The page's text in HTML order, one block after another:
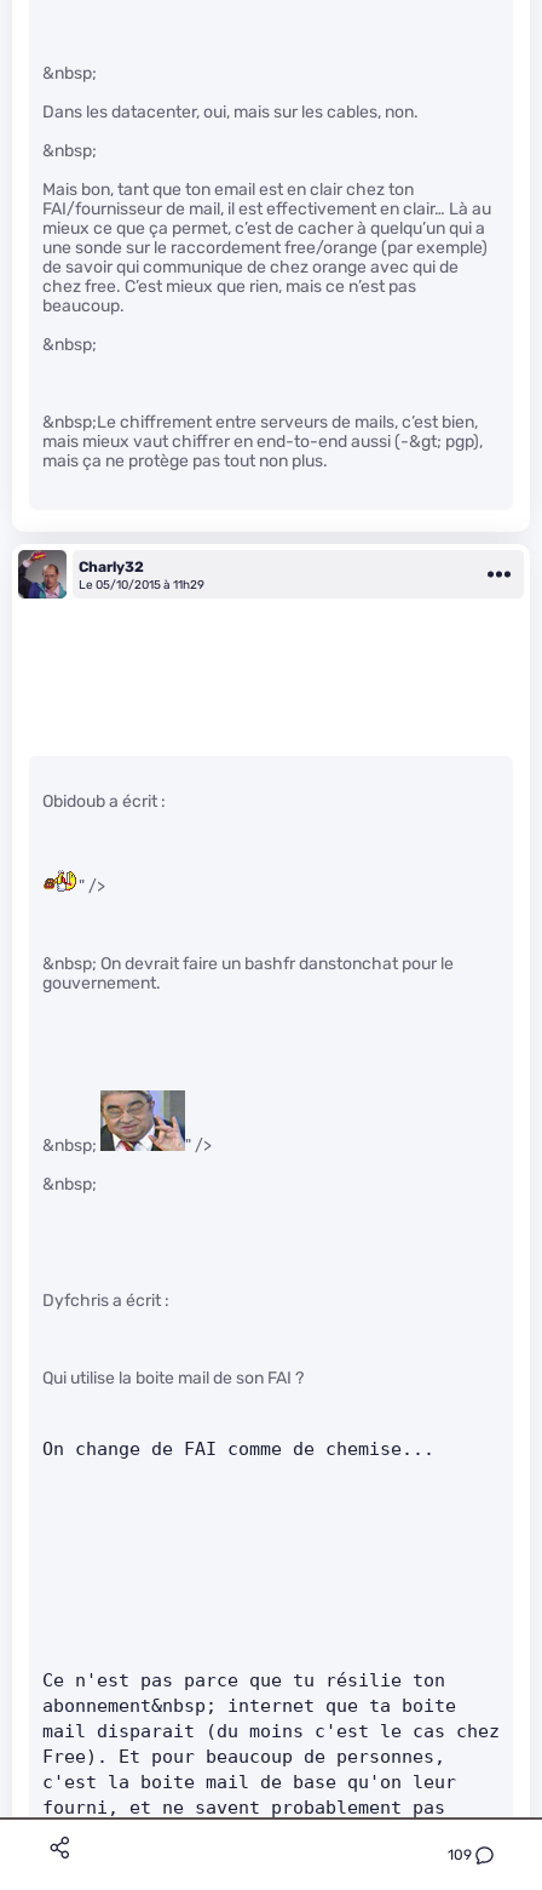
109
&nbsp;
Dans les datacenter, oui, mais sur les cables, non.
&nbsp;
Mais bon, tant que ton email est en clair chez ton
FAI/fournisseur de mail, il est effectivement en clair… Là au
mieux ce que ça permet, c’est de cacher à quelqu’un qui a
une sonde sur le raccordement free/orange (par exemple)
de savoir qui communique de chez orange avec qui de
chez free. C’est mieux que rien, mais ce n’est pas
beaucoup.
&nbsp;
&nbsp;Le chiffrement entre serveurs de mails, c’est bien,
mais mieux vaut chiffrer en end-to-end aussi (-&gt; pgp),
mais ça ne protège pas tout non plus.
Charly32
Le 05/10/2015 à 11h29
Obidoub a écrit :
" />
&nbsp; On devrait faire un bashfr danstonchat pour le
gouvernement.
&nbsp;
" />
&nbsp;
Dyfchris a écrit :
Qui utilise la boite mail de son FAI ?
On change de FAI comme de chemise...
Ce n'est pas parce que tu résilie ton
abonnement&nbsp; internet que ta boite
mail disparait (du moins c'est le cas chez
Free). Et pour beaucoup de personnes,
c'est la boite mail de base qu'on leur
fourni, et ne savent probablement pas
qu'on peut avoir une adresse mail chez
quelqu'un d'autre.